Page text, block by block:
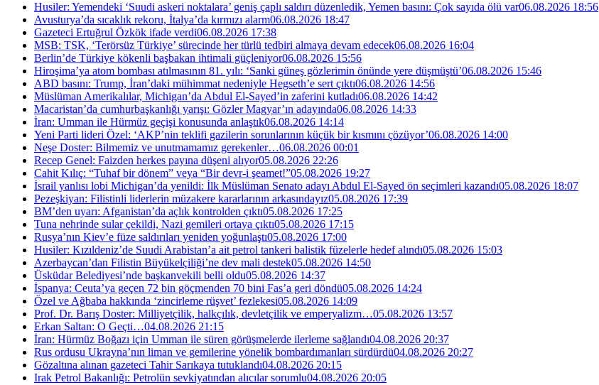
Husiler: Yemendeki ‘Suudi askeri noktalara’ geniş çaplı saldırı düzenledik, Yemen basını: Çok sayıda ölü var06.08.2026 18:56
Avusturya’da sıcaklık rekoru, İtalya’da kırmızı alarm06.08.2026 18:47
Gazeteci Ertuğrul Özkök ifade verdi06.08.2026 17:38
MSB: TSK, ‘Terörsüz Türkiye’ sürecinde her türlü tedbiri almaya devam edecek06.08.2026 16:04
Berlin’de Türkiye kökenli başbakan ihtimali güçleniyor06.08.2026 15:56
Hiroşima’ya atom bombası atılmasının 81. yılı: ‘Sanki güneş gözlerimin önünde yere düşmüştü’06.08.2026 15:46
ABD basını: Trump, İran’daki mühimmat nedeniyle Hegseth’e sert çıktı06.08.2026 14:56
Müslüman Amerikalılar, Michigan’da Abdul El-Sayed’in zaferini kutladı06.08.2026 14:42
Macaristan’da cumhurbaşkanlığı yarışı: Gözler Magyar’ın adayında06.08.2026 14:33
İran: Umman ile Hürmüz geçişi konusunda anlaştık06.08.2026 14:14
Yeni Parti lideri Özel: ‘AKP’nin teklifi gazilerin sorunlarının küçük bir kısmını çözüyor’06.08.2026 14:00
Neşe Doster: Bilmemiz ve unutmamamız gerekenler…06.08.2026 00:01
Recep Genel: Faizden herkes payına düşeni alıyor05.08.2026 22:26
Cahit Kılıç: “Tuhaf bir dönem” veya “Bir devr-i şeamet!”05.08.2026 19:27
İsrail yanlısı lobi Michigan’da yenildi: İlk Müslüman Senato adayı Abdul El-Sayed ön seçimleri kazandı05.08.2026 18:07
Pezeşkiyan: Filistinli liderlerin müzakere kararlarının arkasındayız05.08.2026 17:39
BM’den uyarı: Afganistan’da açlık kontrolden çıktı05.08.2026 17:25
Tuna nehrinde sular çekildi, Nazi gemileri ortaya çıktı05.08.2026 17:15
Rusya’nın Kiev’e füze saldırıları yeniden yoğunlaştı05.08.2026 17:00
Husiler: Kızıldeniz’de Suudi Arabistan’a ait petrol tankeri balistik füzelerle hedef alındı05.08.2026 15:03
Azerbaycan’dan Filistin Büyükelçiliği’ne dev mali destek05.08.2026 14:50
Üsküdar Belediyesi’nde başkanvekili belli oldu05.08.2026 14:37
İspanya: Ceuta’ya geçen 72 bin göçmenden 70 bini Fas’a geri döndü05.08.2026 14:24
Özel ve Ağbaba hakkında ‘zincirleme rüşvet’ fezlekesi05.08.2026 14:09
Prof. Dr. Barış Doster: Milliyetçilik, halkçılık, devletçilik ve emperyalizm…05.08.2026 13:57
Erkan Saltan: O Geçti…04.08.2026 21:15
İran: Hürmüz Boğazı için Umman ile süren görüşmelerde ilerleme sağlandı04.08.2026 20:37
Rus ordusu Ukrayna’nın liman ve gemilerine yönelik bombardımanları sürdürdü04.08.2026 20:27
Gözaltına alınan gazeteci Tahir Sarıkaya tutuklandı04.08.2026 20:15
Irak Petrol Bakanlığı: Petrolün sevkiyatından alıcılar sorumlu04.08.2026 20:05